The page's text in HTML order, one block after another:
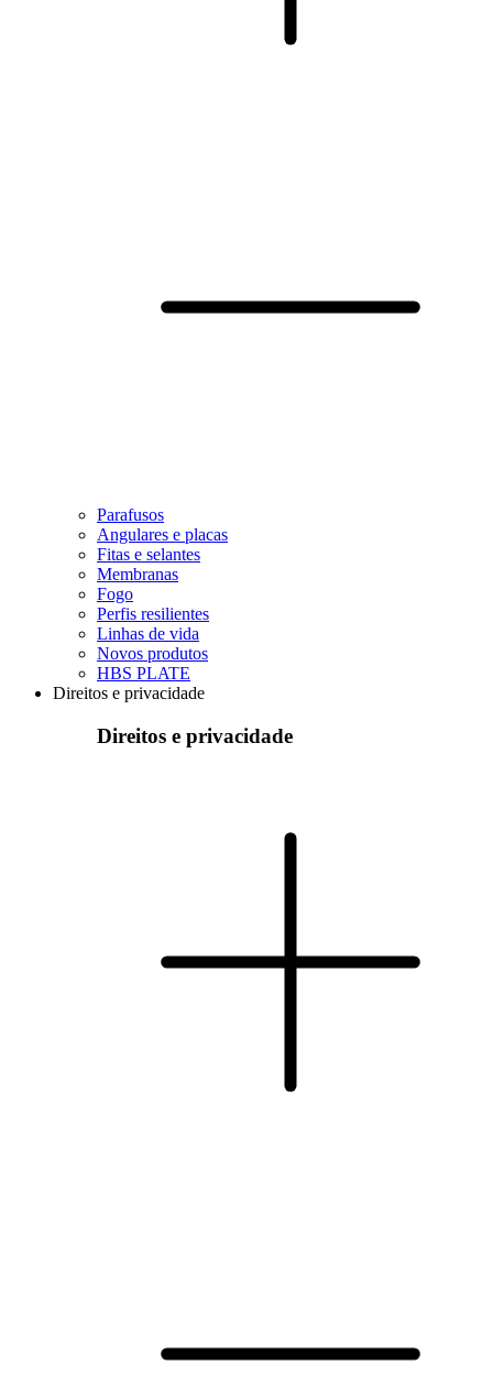
Parafusos
Angulares e placas
Fitas e selantes
Membranas
Fogo
Perfis resilientes
Linhas de vida
Novos produtos
HBS PLATE
Direitos e privacidade
Direitos e privacidade